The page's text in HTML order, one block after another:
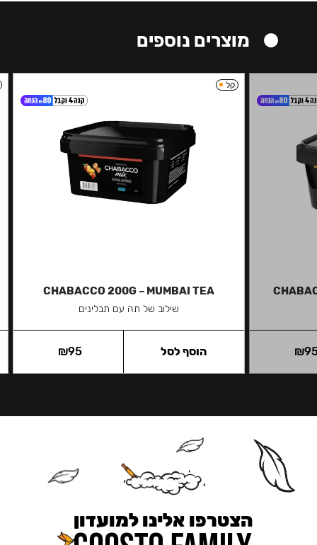
מוצרים נוספים
₪
קל
CHABACCO 200G – MUMBAI TEA
שילוב של תה עם תבלינים
₪95 הוסף לסל
הצטרפו אלינו למועדון